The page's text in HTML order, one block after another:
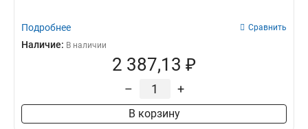
Подробнее Сравнить
Наличие: В наличии
2 387,13 ₽
– +
В корзину